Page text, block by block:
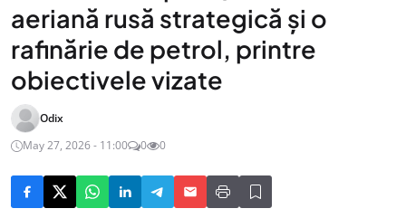
aeriană rusă strategică și o
rafinărie de petrol, printre
obiectivele vizate
Odix
May 27, 2026 - 11:00
0 0